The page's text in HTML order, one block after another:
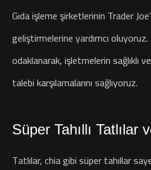
Gıda işleme şirketlerinin Trader
geliştirmelerine yardımcı
odaklanarak, işletmelerin sağlıklı
talebi karşılamalarını sağlıyoruz.
Süper Tahıllı Tatlılar
Tatlılar, chia gibi süper tahıllar